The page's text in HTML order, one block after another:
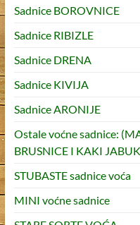
Sadnice BOROVNICE
Sadnice RIBIZLE
Sadnice DRENA
Sadnice KIVIJA
Sadnice ARONIJE
Ostale voćne sadnice:
BRUSNICE I KAKI
STUBASTE sadnice voća
MINI voćne sadnice